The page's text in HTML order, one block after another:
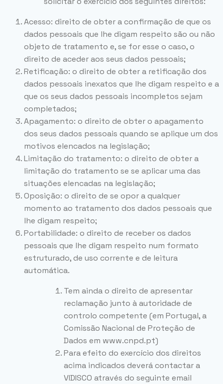
Acesso: direito de obter a confirmação de que os
dados pessoais que lhe digam respeito são ou não
objeto de tratamento e, se for esse o caso, o
direito de aceder aos seus dados pessoais;
Retificação: o direito de obter a retificação dos
dados pessoais inexatos que lhe digam respeito e a
que os seus dados pessoais incompletos sejam
completados;
Apagamento: o direito de obter o apagamento
dos seus dados pessoais quando se aplique um dos
motivos elencados na legislação;
Limitação do tratamento: o direito de obter a
limitação do tratamento se se aplicar uma das
situações elencadas na legislação;
Oposição: o direito de se opor a qualquer
momento ao tratamento dos dados pessoais que
lhe digam respeito;
Portabilidade: o direito de receber os dados
pessoais que lhe digam respeito num formato
estruturado, de uso corrente e de leitura
automática.
Tem ainda o direito de apresentar
reclamação junto à autoridade de
controlo competente (em Portugal, a
Comissão Nacional de Proteção de
Dados em www.cnpd.pt)
Para efeito do exercício dos direitos
acima indicados deverá contactar a
VIDISCO através do seguinte email